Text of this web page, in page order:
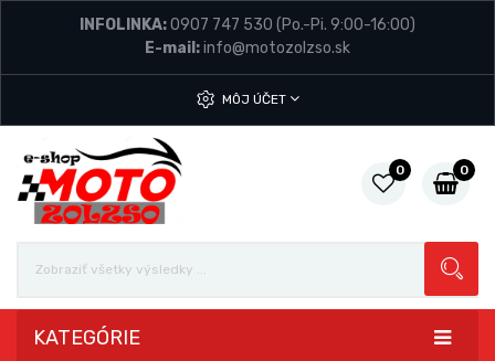
INFOLINKA:0907 747 530 (Po.-Pi. 9:00-16:00)
E-mail:info@motozolzso.sk
MÔJ ÚČET
0 0
KATEGÓRIE